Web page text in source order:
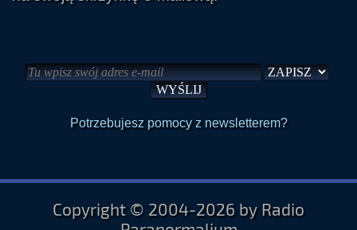
Potrzebujesz pomocy z newsletterem?
Copyright © 2004-2026 by Radio